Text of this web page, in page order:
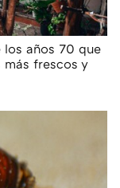
los años 70 que
más frescos y